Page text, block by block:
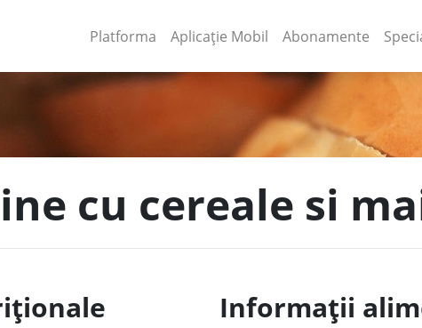
Platforma (current)
Aplicație Mobil (current)
Abonamente
cu cereale si
Informații